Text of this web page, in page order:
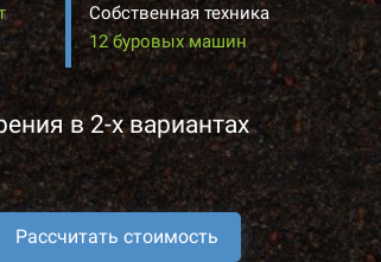
Собственная техника
12 буровых машин
Рассчитать стоимость
в 2-х вариантах